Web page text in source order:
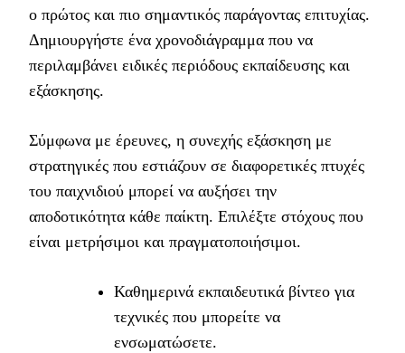
ο πρώτος και πιο σημαντικός παράγοντας επιτυχίας.
Δημιουργήστε ένα χρονοδιάγραμμα που να
περιλαμβάνει ειδικές περιόδους εκπαίδευσης και
εξάσκησης.
Σύμφωνα με έρευνες, η συνεχής εξάσκηση με
στρατηγικές που εστιάζουν σε διαφορετικές πτυχές
του παιχνιδιού μπορεί να αυξήσει την
αποδοτικότητα κάθε παίκτη. Επιλέξτε στόχους που
είναι μετρήσιμοι και πραγματοποιήσιμοι.
Καθημερινά εκπαιδευτικά βίντεο για
τεχνικές που μπορείτε να
ενσωματώσετε.